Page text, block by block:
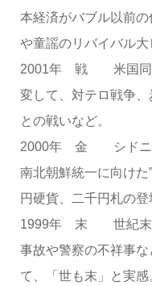
本経済がバブル以前
や童謡のリバイバル大
2001年 戦 米国同時
変して、対テロ戦争
との戦いなど。
2000年 金 シドニー
南北朝鮮統一に向けた
円硬貨、二千円札の登
1999年 末 世紀末、
事故や警察の不祥事
て、「世も末」と実